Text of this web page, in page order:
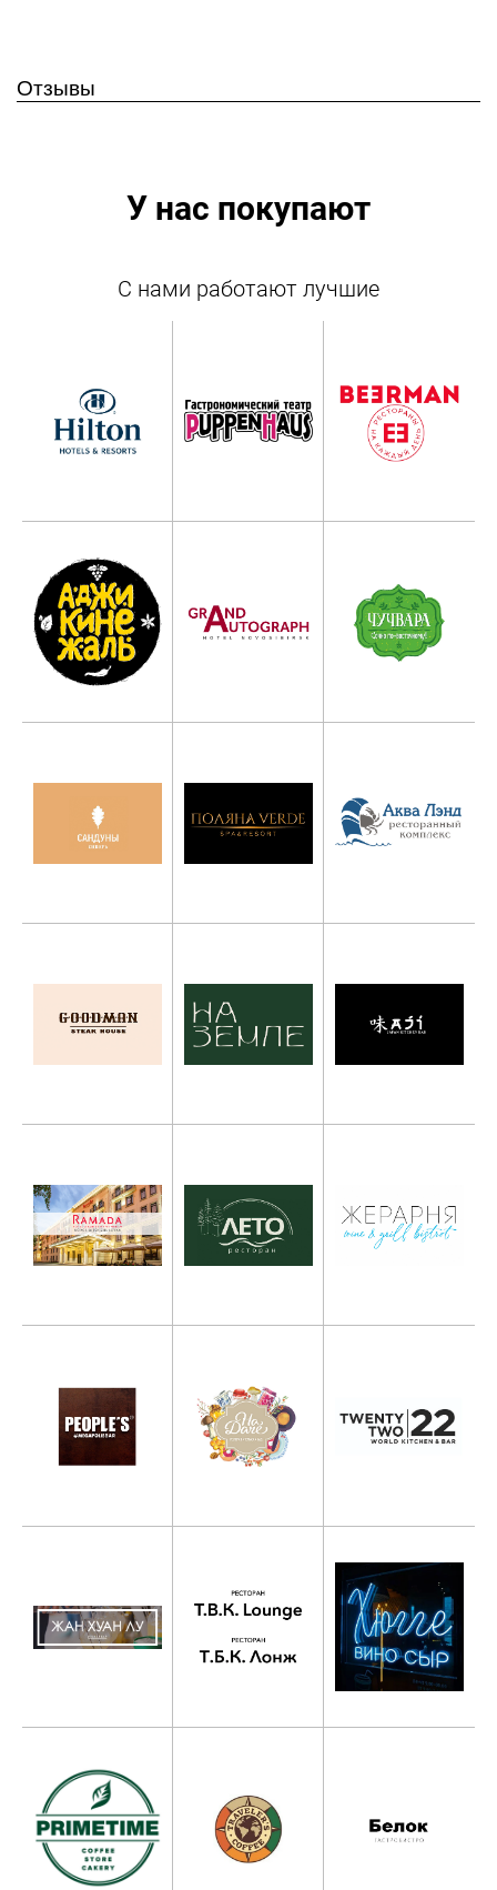
Отзывы
У нас покупают
С нами работают лучшие